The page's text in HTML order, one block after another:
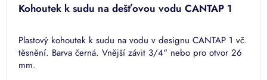
Kohoutek k sudu na dešťovou vodu CANTAP 1
Plastový kohoutek k sudu na vodu v designu CANTAP 1 vč.
těsnění. Barva černá. Vnější závit 3/4" nebo pro otvor 26
mm.